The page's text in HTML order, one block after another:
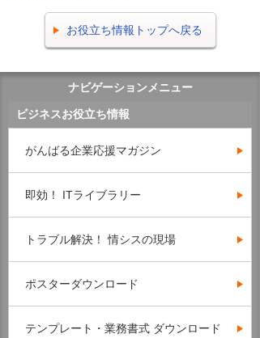
お役立ち情報トップへ戻る
ナビゲーションメニュー
ビジネスお役立ち情報
がんばる企業応援マガジン
即効！ ITライブラリー
トラブル解決！ 情シスの現場
ポスターダウンロード
テンプレート・業務書式 ダウンロード